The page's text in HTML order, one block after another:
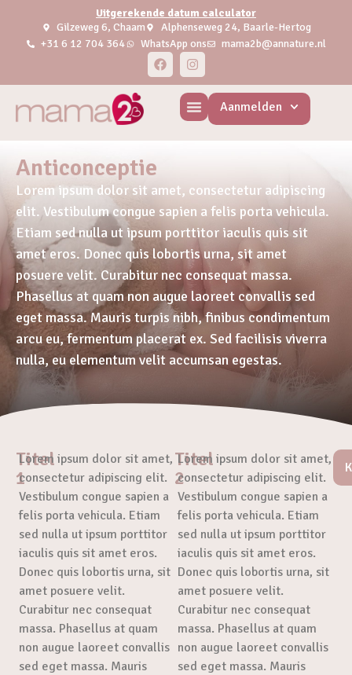
Uitgerekende datum calculator
Gilzeweg 6, Chaam
Alphenseweg 24, Baarle-Hertog
+31 6 12 704 364
WhatsApp ons mama2b@annature.nl
Aanmelden
Anticonceptie
Lorem ipsum dolor sit amet, consectetur adipiscing
elit. Vestibulum congue sapien a felis porta vehicula.
Etiam sed nulla ut ipsum porttitor iaculis quis sit
amet eros. Donec quis lobortis urna, sit amet
posuere velit. Curabitur nec consequat massa.
Phasellus at quam non augue laoreet convallis sed
eget massa. Mauris turpis nibh, finibus condimentum
arcu eu, fermentum placerat ex. Sed facilisis viverra
nulla, eu elementum velit accumsan egestas.
Titel
1
Lorem ipsum dolor sit amet,
consectetur adipiscing elit.
Vestibulum congue sapien a
felis porta vehicula. Etiam
sed nulla ut ipsum porttitor
iaculis quis sit amet eros.
Donec quis lobortis urna, sit
amet posuere velit.
Curabitur nec consequat
massa. Phasellus at quam
non augue laoreet convallis
sed eget massa. Mauris
Titel
2
Lorem ipsum dolor sit amet,
consectetur adipiscing elit.
Vestibulum congue sapien a
felis porta vehicula. Etiam
sed nulla ut ipsum porttitor
iaculis quis sit amet eros.
Donec quis lobortis urna, sit
amet posuere velit.
Curabitur nec consequat
massa. Phasellus at quam
non augue laoreet convallis
sed eget massa. Mauris